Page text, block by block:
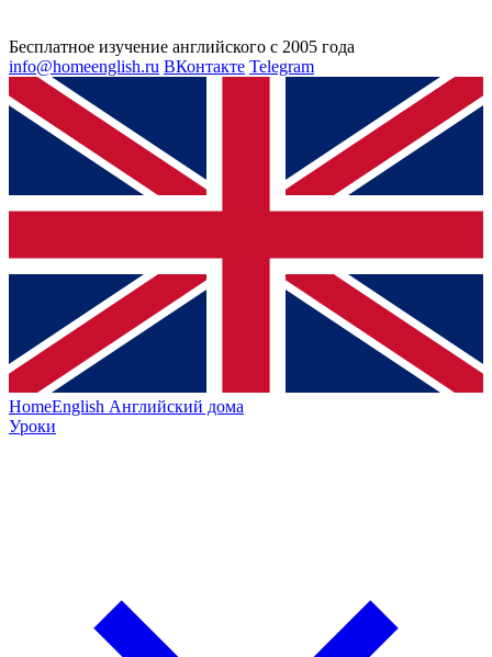
Бесплатное изучение английского с 2005 года
info@homeenglish.ru ВКонтакте Telegram
HomeEnglish Английский дома
Уроки